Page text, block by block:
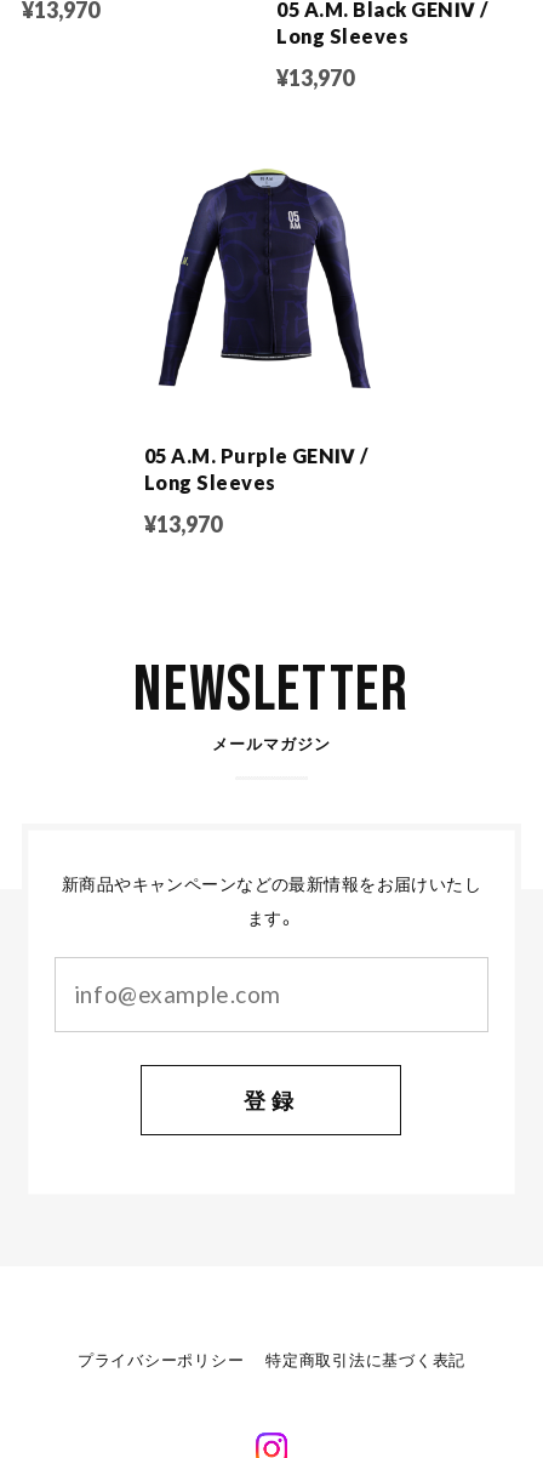
¥13,970
05 A.M. Black GENⅣ /
Long Sleeves
¥13,970
05 A.M. Purple GENⅣ /
Long Sleeves
¥13,970
Newsletter
メールマガジン
新商品やキャンペーンなどの最新情報をお届けいたし
ます。
登録
プライバシーポリシー 特定商取引法に基づく表記